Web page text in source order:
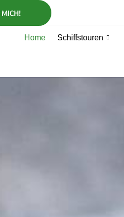
springen
Home Schiffstouren